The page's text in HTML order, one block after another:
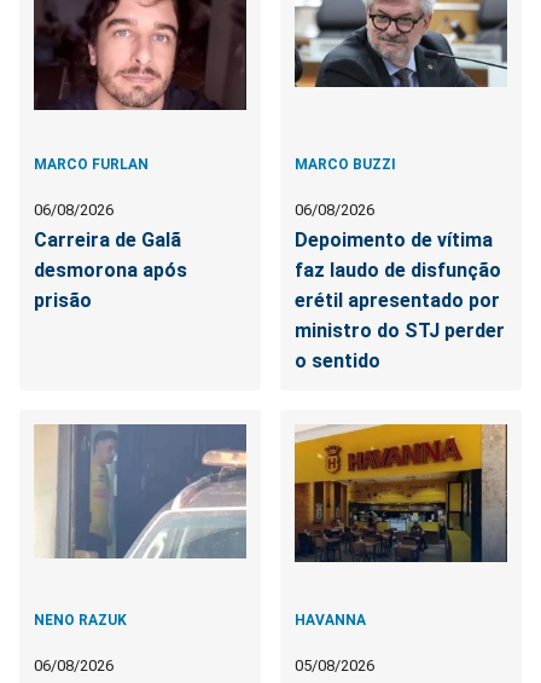
MARCO FURLAN
06/08/2026
Carreira de Galã
desmorona após
prisão
MARCO BUZZI
06/08/2026
Depoimento de vítima
faz laudo de disfunção
erétil apresentado por
ministro do STJ perder
o sentido
NENO RAZUK
06/08/2026
HAVANNA
05/08/2026